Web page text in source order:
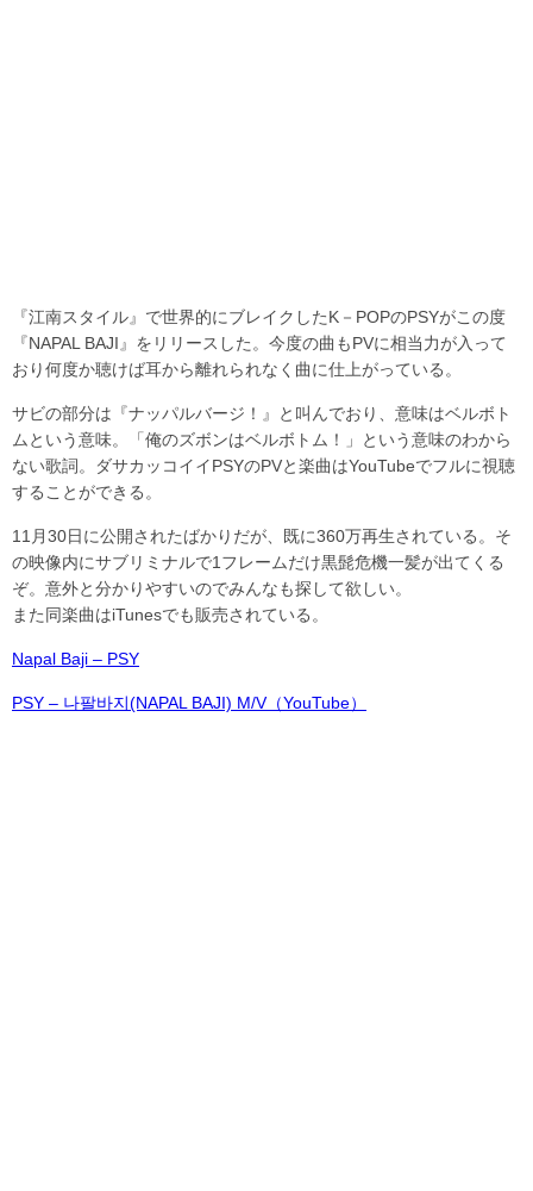
『江南スタイル』で世界的にブレイクしたK－POPのPSYがこの度
『NAPAL BAJI』をリリースした。今度の曲もPVに相当力が入って
おり何度か聴けば耳から離れられなく曲に仕上がっている。
サビの部分は『ナッパルバージ！』と叫んでおり、意味はベルボト
ムという意味。「俺のズボンはベルボトム！」という意味のわから
ない歌詞。ダサカッコイイPSYのPVと楽曲はYouTubeでフルに視聴
することができる。
11月30日に公開されたばかりだが、既に360万再生されている。そ
の映像内にサブリミナルで1フレームだけ黒髭危機一髪が出てくる
ぞ。意外と分かりやすいのでみんなも探して欲しい。
また同楽曲はiTunesでも販売されている。
Napal Baji – PSY
PSY – 나팔바지(NAPAL BAJI) M/V（YouTube）